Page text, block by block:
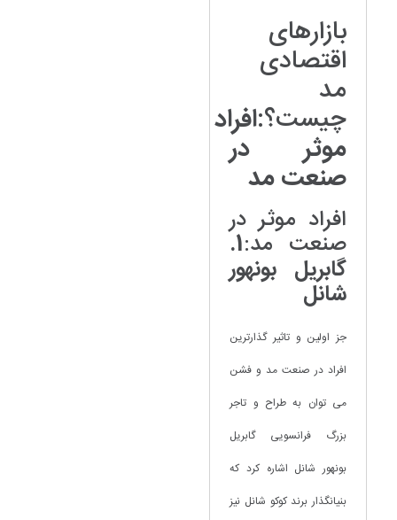
بازارهای
اقتصادی
مد
چیست؟:افراد
موثر در
صنعت مد
افراد موثر در
صنعت مد: 1.
گابریل بونهور
شانل
جز اولین و تاثیر گذارترین
افراد در صنعت مد و فشن
می توان به طراح و تاجر
بزرگ فرانسویی گابریل
بونهور شانل اشاره کرد که
بنیانگذار برند کوکو شانل نیز